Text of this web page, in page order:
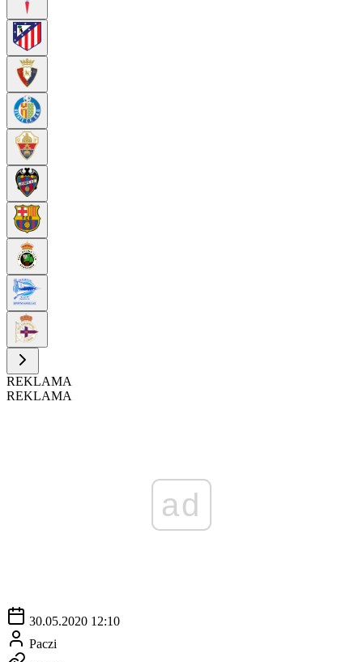
REKLAMA
REKLAMA
ad
30.05.2020 12:10
Paczi